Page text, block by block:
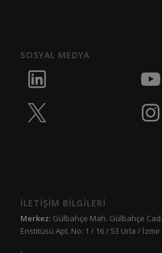
SOSYAL MEDYA
İLETİŞİM BİLGİLERİ
Merkez:Gülbahçe Mah. Gülbahçe
Enstitüsü Apt. No: 1 / 16 / 53 Urla / İzmir